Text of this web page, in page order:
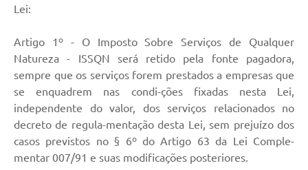
Lei:
Artigo 1º - O Imposto Sobre Serviços de Qualquer
Natureza - ISSQN será retido pela fonte pagadora,
sempre que os serviços forem prestados a empresas que
se enquadrem nas condi-ções fixadas nesta Lei,
independente do valor, dos serviços relacionados no
decreto de regula-mentação desta Lei, sem prejuízo dos
casos previstos no § 6º do Artigo 63 da Lei Comple-
mentar 007/91 e suas modificações posteriores.